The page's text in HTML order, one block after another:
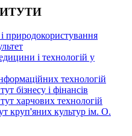
природокористування
і технологій у
технологій
бізнесу і фінансів
харчових технологій
круп'яних культур ім. О.